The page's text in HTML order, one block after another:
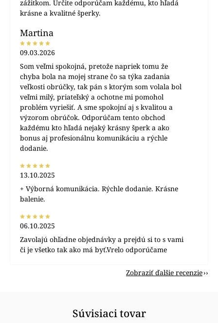
zážitkom. Určite odporúčam každému, kto hľadá
krásne a kvalitné šperky.
Martina
09.03.2026
Som veľmi spokojná, pretože napriek tomu že
chyba bola na mojej strane čo sa týka zadania
veľkosti obrúčky, tak pán s ktorým som volala bol
veľmi milý, priateľský a ochotne mi pomohol
problém vyriešiť. A sme spokojní aj s kvalitou a
výzorom obrúčok. Odporúčam tento obchod
každému kto hľadá nejaký krásny šperk a ako
bonus aj profesionálnu komunikáciu a rýchle
dodanie.
13.10.2025
+ Výborná komunikácia. Rýchle dodanie. Krásne
balenie.
06.10.2025
Zavolajú ohľadne objednávky a prejdú si to s vami
či je všetko tak ako má byť.Vrelo odporúčame
Zobraziť ďalšie recenzie
Súvisiaci tovar